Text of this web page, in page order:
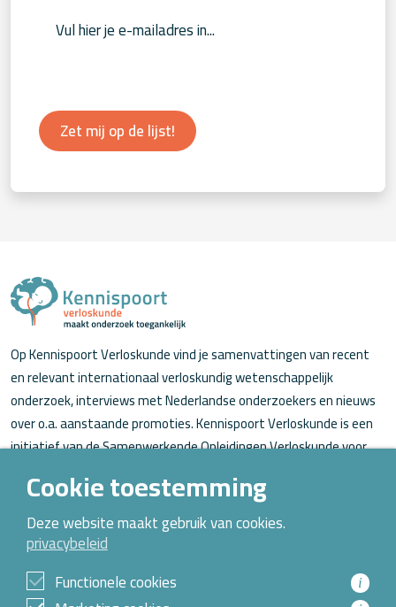
Zet mij op de lijst!
Op Kennispoort Verloskunde vind je samenvattingen van recent
en relevant internationaal verloskundig wetenschappelijk
onderzoek, interviews met Nederlandse onderzoekers en nieuws
over o.a. aanstaande promoties. Kennispoort Verloskunde is een
initiatief van de Samenwerkende Opleidingen Verloskunde voor
Over Kennispoort Verloskunde
Contact
Archief
Cookie toestemming
Deze website maakt gebruik van cookies.
privacybeleid
Functionele cookies
i